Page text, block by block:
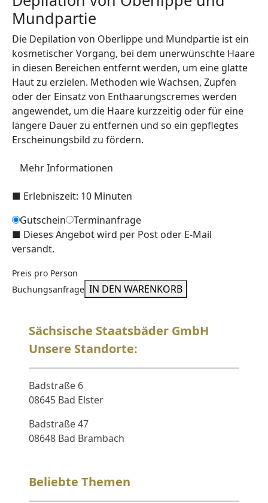
Mundpartie
Die Depilation von Oberlippe und Mundpartie ist ein
kosmetischer Vorgang, bei dem unerwünschte Haare
in diesen Bereichen entfernt werden, um eine glatte
Haut zu erzielen. Methoden wie Wachsen, Zupfen
oder der Einsatz von Enthaarungscremes werden
angewendet, um die Haare kurzzeitig oder für eine
längere Dauer zu entfernen und so ein gepflegtes
Erscheinungsbild zu fördern.
Mehr Informationen
■ Erlebniszeit: 10 Minuten
Gutschein
Terminanfrage
■ Dieses Angebot wird per Post oder E-Mail
versandt.
Preis pro Person
Buchungsanfrage IN DEN WARENKORB
Sächsische Staatsbäder GmbH
Unsere Standorte:
Badstraße 6
08645 Bad Elster
Badstraße 47
08648 Bad Brambach
Beliebte Themen